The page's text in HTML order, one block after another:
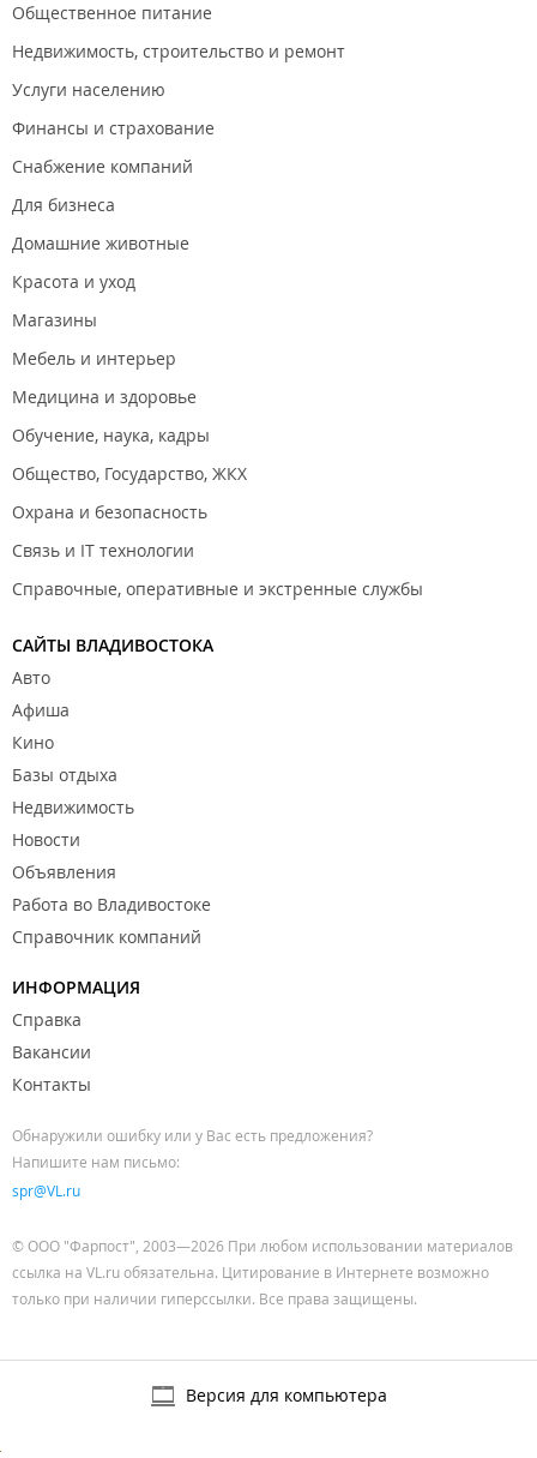
Общественное питание
Недвижимость, строительство и ремонт
Услуги населению
Финансы и страхование
Снабжение компаний
Для бизнеса
Домашние животные
Красота и уход
Магазины
Мебель и интерьер
Медицина и здоровье
Обучение, наука, кадры
Общество, Государство, ЖКХ
Охрана и безопасность
Связь и IT технологии
Справочные, оперативные и экстренные службы
САЙТЫ ВЛАДИВОСТОКА
Авто
Афиша
Кино
Базы отдыха
Недвижимость
Новости
Объявления
Работа во Владивостоке
Справочник компаний
ИНФОРМАЦИЯ
Справка
Вакансии
Контакты
Обнаружили ошибку или у Вас есть предложения?
Напишите нам письмо:
spr@VL.ru
© ООО "Фарпост", 2003—2026 При любом использовании материалов
ссылка на VL.ru обязательна. Цитирование в Интернете возможно
только при наличии гиперссылки. Все права защищены.
Версия для компьютера